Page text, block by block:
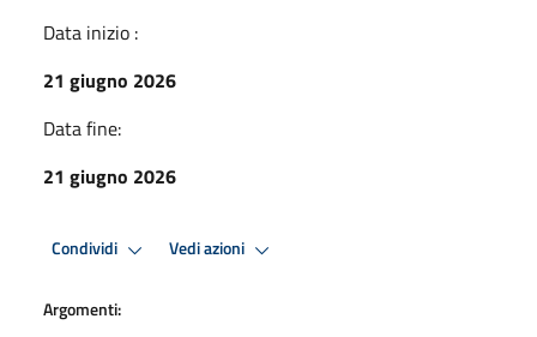
Data inizio :
21 giugno 2026
Data fine:
21 giugno 2026
Condividi Vedi azioni
Argomenti: